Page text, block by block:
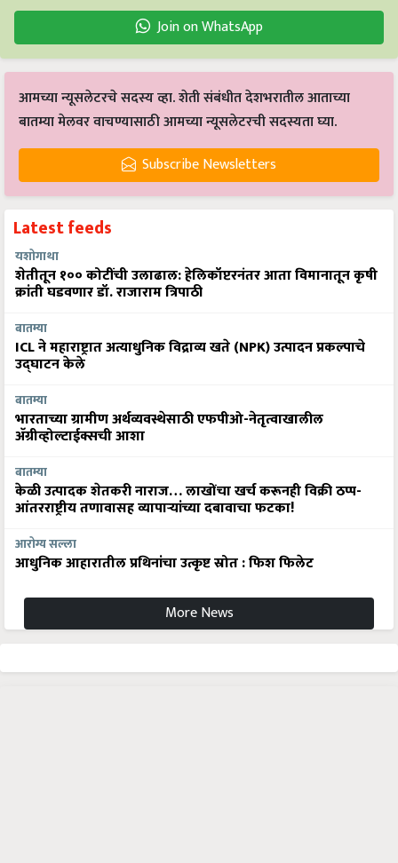
Join on WhatsApp
आमच्या न्यूसलेटरचे सदस्य व्हा. शेती संबंधीत देशभरातील आताच्या
बातम्या मेलवर वाचण्यासाठी आमच्या न्यूसलेटरची सदस्यता घ्या.
Subscribe Newsletters
Latest feeds
यशोगाथा
शेतीतून १०० कोटींची उलाढाल: हेलिकॉप्टरनंतर आता विमानातून कृषी
क्रांती घडवणार डॉ. राजाराम त्रिपाठी
बातम्या
ICL ने महाराष्ट्रात अत्याधुनिक विद्राव्य खते (NPK) उत्पादन प्रकल्पाचे
उद्घाटन केले
बातम्या
भारताच्या ग्रामीण अर्थव्यवस्थेसाठी एफपीओ-नेतृत्वाखालील
अ‍ॅग्रीव्होल्टाईक्सची आशा
बातम्या
केळी उत्पादक शेतकरी नाराज… लाखोंचा खर्च करूनही विक्री ठप्प-
आंतरराष्ट्रीय तणावासह व्यापाऱ्यांच्या दबावाचा फटका!
आरोग्य सल्ला
आधुनिक आहारातील प्रथिनांचा उत्कृष्ट स्रोत : फिश फिलेट
More News